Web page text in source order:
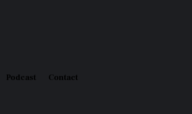
Podcast Contact